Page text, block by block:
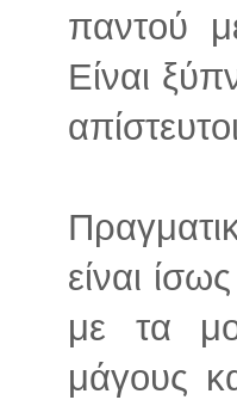
παντού
Είναι
είναι
με τα
μάγους